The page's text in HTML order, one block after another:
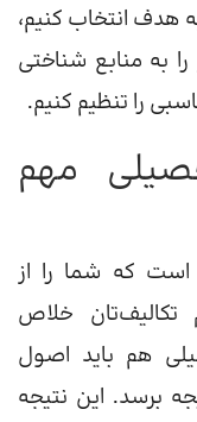
هدف انتخاب کنیم،
به منابع شناختی
را تنظیم کنیم.
مهم
است که شما را از
خلاص
هم باید اصول
برسد. این نتیجه